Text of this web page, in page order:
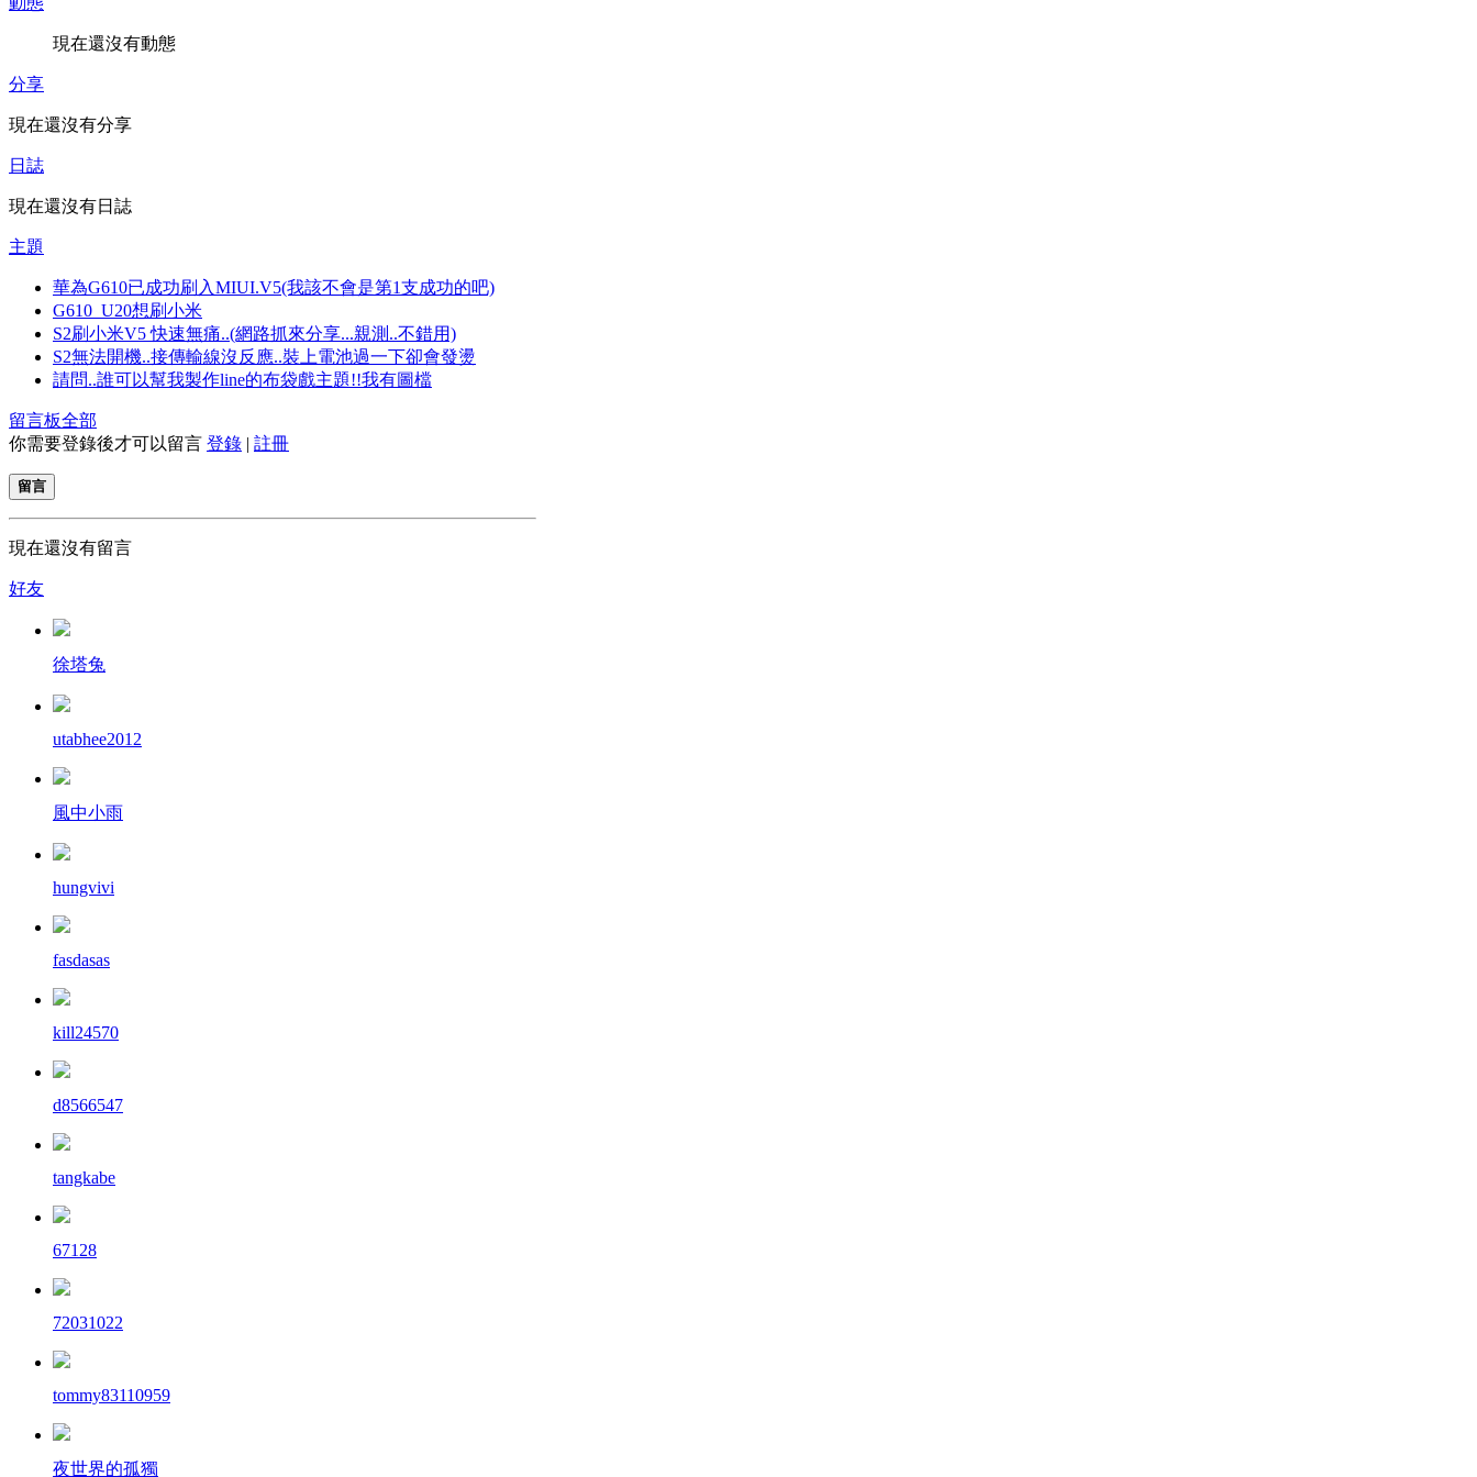
現在還沒有動態
分享
現在還沒有分享
日誌
現在還沒有日誌
主題
華為G610已成功刷入MIUI.V5(我該不會是第1支成功的吧)
G610_U20想刷小米
S2刷小米V5 快速無痛..(網路抓來分享...親測..不錯用)
S2無法開機..接傳輸線沒反應..裝上電池過一下卻會發燙
請問..誰可以幫我製作line的布袋戲主題!!我有圖檔
留言板全部
你需要登錄後才可以留言 登錄 | 註冊
留言
現在還沒有留言
好友
徐塔兔
utabhee2012
風中小雨
hungvivi
fasdasas
kill24570
d8566547
tangkabe
67128
72031022
tommy83110959
夜世界的孤獨